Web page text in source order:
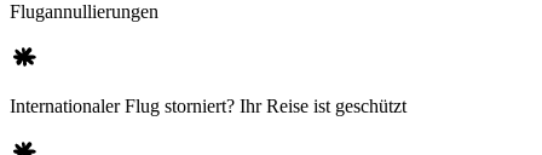
Flugannullierungen
Internationaler Flug storniert? Ihr Reise ist geschützt